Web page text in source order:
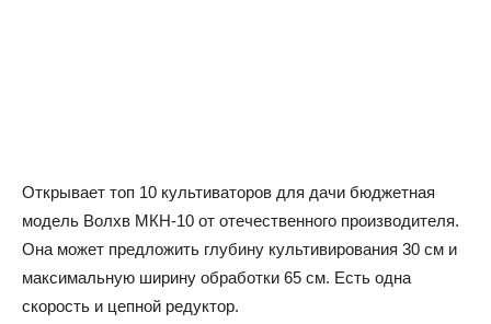
Открывает топ 10 культиваторов для дачи бюджетная
модель Волхв МКН-10 от отечественного производителя.
Она может предложить глубину культивирования 30 см и
максимальную ширину обработки 65 см. Есть одна
скорость и цепной редуктор.